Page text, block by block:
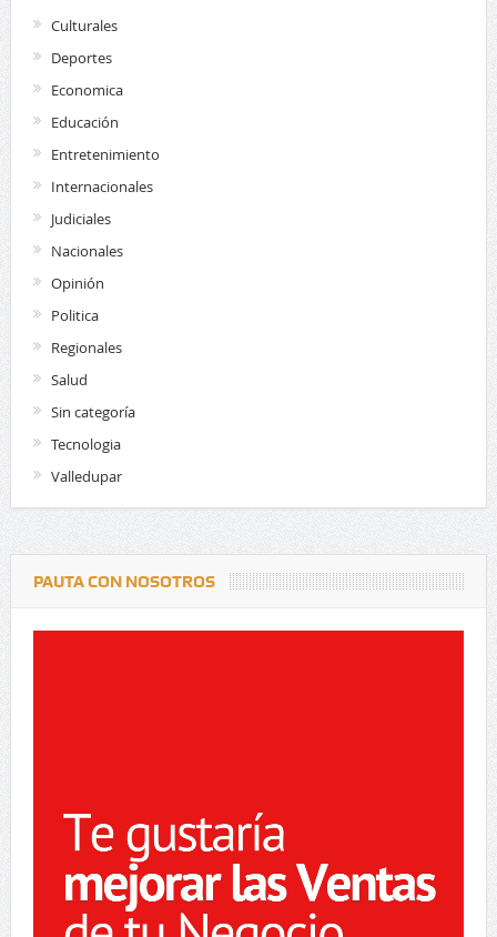
Culturales
Deportes
Economica
Educación
Entretenimiento
Internacionales
Judiciales
Nacionales
Opinión
Politica
Regionales
Salud
Sin categoría
Tecnologia
Valledupar
PAUTA CON NOSOTROS